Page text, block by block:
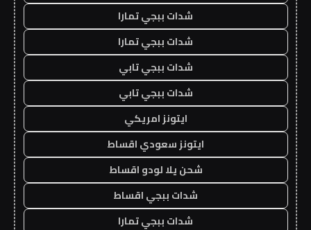
شدات ببجي تمارا
شدات ببجي تمارا
شدات ببجي تابي
شدات ببجي تابي
ايتونز امريكي
ايتونز سعودي اقساط
شحن يلا لودو اقساط
شدات ببجي اقساط
شدات ببجي تمارا